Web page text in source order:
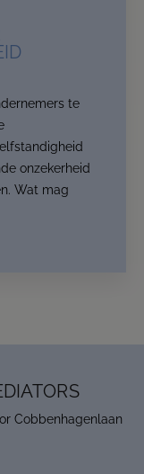
te
onzekerheid
Wat mag
Cobbenhagenlaan